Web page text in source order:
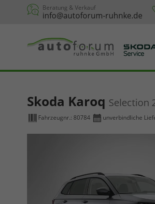
Beratung & Verkauf
info@autoforum-ruhnke.de
Skoda Karoq Selection
Fahrzeugnr.: 80784 unverbindliche